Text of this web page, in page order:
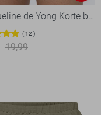
Jacqueline de Yong Korte broek
12
19,99